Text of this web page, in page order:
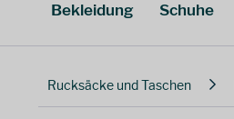
Bekleidung Schuhe
Rucksäcke und Taschen